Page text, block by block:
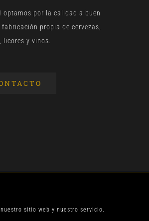
sitio web y nuestro servicio.
optamos por la calidad a buen
propia de cervezas,
licores y vinos.